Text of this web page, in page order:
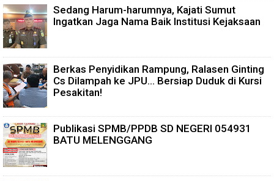
Sedang Harum-harumnya, Kajati Sumut
Ingatkan Jaga Nama Baik Institusi Kejaksaan
Berkas Penyidikan Rampung, Ralasen Ginting
Cs Dilampah ke JPU... Bersiap Duduk di Kursi
Pesakitan!
Publikasi SPMB/PPDB SD NEGERI 054931
BATU MELENGGANG